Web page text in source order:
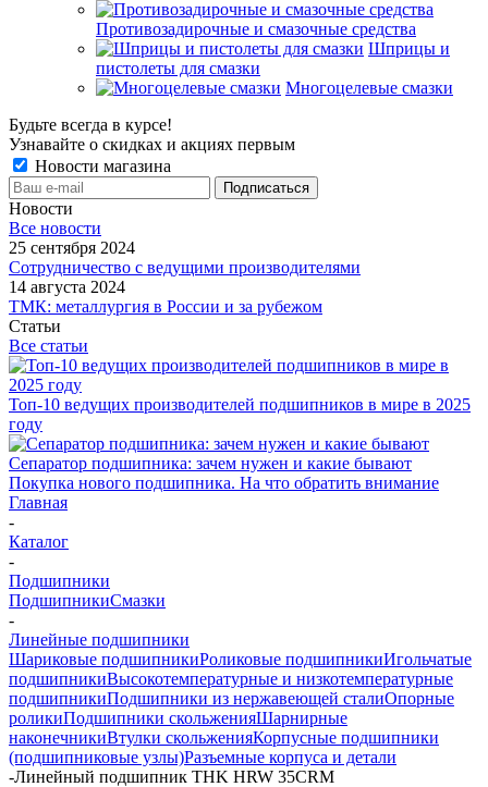
Противозадирочные и смазочные средства
Шприцы и
пистолеты для смазки
Многоцелевые смазки
Будьте всегда в курсе!
Узнавайте о скидках и акциях первым
Новости магазина
Новости
Все новости
25 сентября 2024
Сотрудничество с ведущими производителями
14 августа 2024
ТМК: металлургия в России и за рубежом
Статьи
Все статьи
Топ-10 ведущих производителей подшипников в мире в 2025
году
Сепаратор подшипника: зачем нужен и какие бывают
Покупка нового подшипника. На что обратить внимание
Главная
-
Каталог
-
Подшипники
ПодшипникиСмазки
-
Линейные подшипники
Шариковые подшипникиРоликовые подшипникиИгольчатые
подшипникиВысокотемпературные и низкотемпературные
подшипникиПодшипники из нержавеющей сталиОпорные
роликиПодшипники скольженияШарнирные
наконечникиВтулки скольженияКорпусные подшипники
(подшипниковые узлы)Разъемные корпуса и детали
-Линейный подшипник THK HRW 35CRM